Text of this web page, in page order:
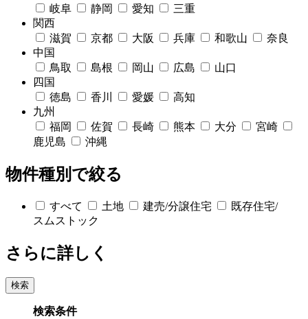
岐阜
静岡 愛知
三重
関西
滋賀
京都 大阪 兵庫 和歌山
奈良
中国
鳥取
島根 岡山 広島
山口
四国
徳島
香川 愛媛
高知
九州
福岡
佐賀 長崎 熊本 大分
宮崎
鹿児島
沖縄
物件種別で絞る
すべて 土地 建売/分譲住宅
既存住宅/
スムストック
さらに詳しく
検索条件